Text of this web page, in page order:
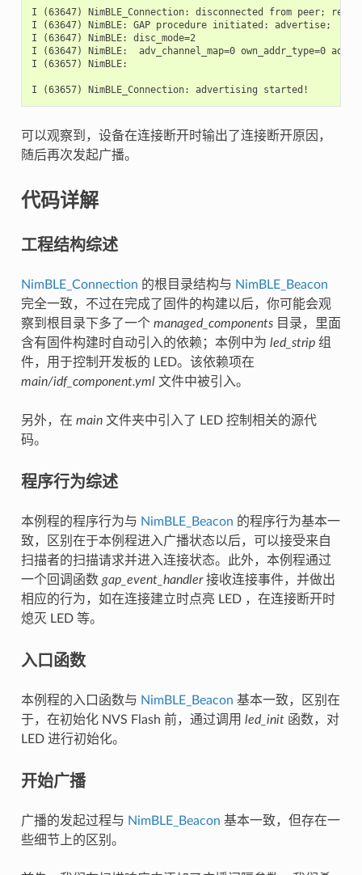
I (63647) NimBLE_Connection: disconnected from peer;
I (63647) NimBLE: GAP procedure initiated: advertise;
I (63647) NimBLE: disc_mode=2
I (63647) NimBLE:  adv_channel_map=0 own_addr_type=0
I (63657) NimBLE:
可以观察到，设备在连接断开时输出了连接断开原因，
随后再次发起广播。
代码详解
工程结构综述
NimBLE_Connection 的根目录结构与 NimBLE_Beacon
完全一致，不过在完成了固件的构建以后，你可能会观
察到根目录下多了一个 managed_components目录，里面
含有固件构建时自动引入的依赖；本例中为 led_strip组
件，用于控制开发板的 LED。该依赖项在
main/idf_component.yml文件中被引入。
另外，在 main文件夹中引入了 LED 控制相关的源代
码。
程序行为综述
本例程的程序行为与 NimBLE_Beacon 的程序行为基本一
致，区别在于本例程进入广播状态以后，可以接受来自
扫描者的扫描请求并进入连接状态。此外，本例程通过
一个回调函数 gap_event_handler接收连接事件，并做出
相应的行为，如在连接建立时点亮 LED ，在连接断开时
熄灭 LED 等。
入口函数
本例程的入口函数与 NimBLE_Beacon 基本一致，区别在
于，在初始化 NVS Flash 前，通过调用 led_init函数，对
LED 进行初始化。
开始广播
广播的发起过程与 NimBLE_Beacon 基本一致，但存在一
些细节上的区别。